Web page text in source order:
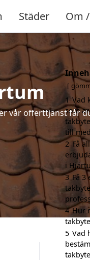
Städer Om
vår offerttjänst får
1 Vad
som
till
2 Få
i
3 Få 3
4 Hur
5 Vad